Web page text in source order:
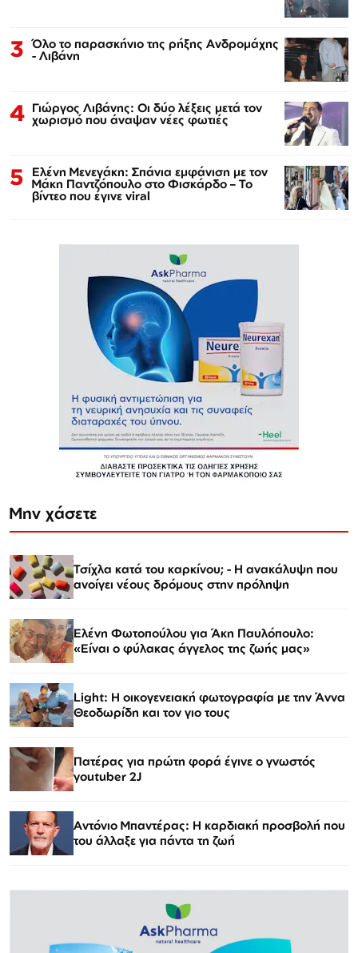
3 Όλο το παρασκήνιο της ρήξης Ανδρομάχης
- Λιβάνη
4 Γιώργος Λιβάνης: Οι δύο λέξεις μετά τον
χωρισμό που άναψαν νέες φωτιές
5 Ελένη Μενεγάκη: Σπάνια εμφάνιση με τον
Μάκη Παντζόπουλο στο Φισκάρδο – Το
βίντεο που έγινε viral
Μην χάσετε
Τσίχλα κατά του καρκίνου; - Η ανακάλυψη που
ανοίγει νέους δρόμους στην πρόληψη
Ελένη Φωτοπούλου για Άκη Παυλόπουλο:
«Είναι ο φύλακας άγγελος της ζωής μας»
Light: Η οικογενειακή φωτογραφία με την Άννα
Θεοδωρίδη και τον γιο τους
Πατέρας για πρώτη φορά έγινε ο γνωστός
youtuber 2J
Αντόνιο Μπαντέρας: Η καρδιακή προσβολή που
του άλλαξε για πάντα τη ζωή